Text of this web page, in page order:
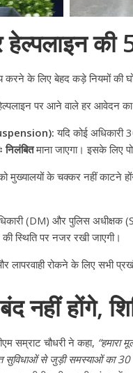
की
करने के लिए बेहद कड़े नियमों की
पर आने वाले हर आवेदन का
यदि कोई अधिकारी
निलंबितमाना जाएगा। इसके लिए
मुख्यालयों के चक्कर नहीं काटने
(DM) और पुलिस अधीक्षक
स्थिति पर नजर रखी जाएगी।
लापरवाही रोकने के लिए सभी
नहीं होंगे,
सम्राट चौधरी ने कहा, “हमारा
से जुड़ी समस्याओं का 30
All Rights News Bareilly
समाजवादी पार्टी ने
August 4, 2021 Editor All